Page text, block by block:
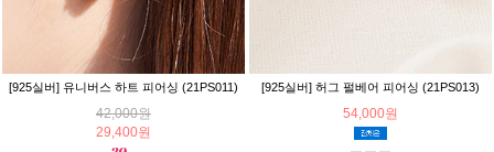
[925실버] 유니버스 하트 피어싱 (21PS011)
42,000원
29,400원
[925실버] 허그 펄베어 피어싱 (21PS013)
54,000원